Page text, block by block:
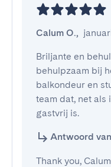
Calum O.,
Briljante en
behulpzaam bij
balkondeur en
team dat, net als
gastvrij is.
Antwoord
Thank you,